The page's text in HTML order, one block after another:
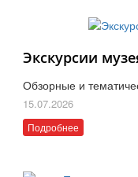
Экскурсии
Обзорные и
15.07.2026
Подробнее